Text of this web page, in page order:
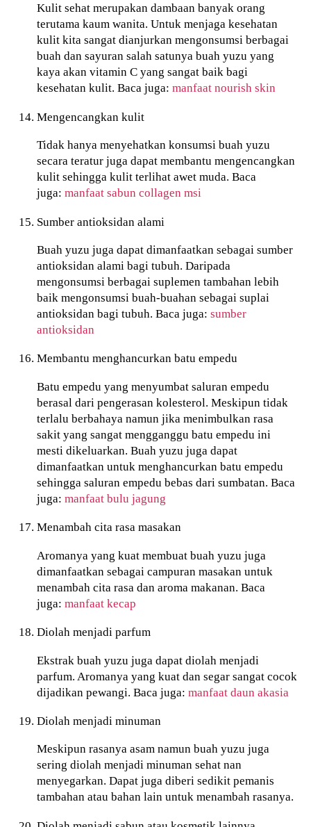
Kulit sehat merupakan dambaan banyak orang
terutama kaum wanita. Untuk menjaga kesehatan
kulit kita sangat dianjurkan mengonsumsi berbagai
buah dan sayuran salah satunya buah yuzu yang
kaya akan vitamin C yang sangat baik bagi
kesehatan kulit. Baca juga:manfaat nourish skin
Mengencangkan kulit
Tidak hanya menyehatkan konsumsi buah yuzu
secara teratur juga dapat membantu mengencangkan
kulit sehingga kulit terlihat awet muda. Baca
juga:manfaat sabun collagen msi
Sumber antioksidan alami
Buah yuzu juga dapat dimanfaatkan sebagai sumber
antioksidan alami bagi tubuh. Daripada
mengonsumsi berbagai suplemen tambahan lebih
baik mengonsumsi buah-buahan sebagai suplai
antioksidan bagi tubuh. Baca juga:sumber
antioksidan
Membantu menghancurkan batu empedu
Batu empedu yang menyumbat saluran empedu
berasal dari pengerasan kolesterol. Meskipun tidak
terlalu berbahaya namun jika menimbulkan rasa
sakit yang sangat mengganggu batu empedu ini
mesti dikeluarkan. Buah yuzu juga dapat
dimanfaatkan untuk menghancurkan batu empedu
sehingga saluran empedu bebas dari sumbatan. Baca
juga:manfaat bulu jagung
Menambah cita rasa masakan
Aromanya yang kuat membuat buah yuzu juga
dimanfaatkan sebagai campuran masakan untuk
menambah cita rasa dan aroma makanan. Baca
juga:manfaat kecap
Diolah menjadi parfum
Ekstrak buah yuzu juga dapat diolah menjadi
parfum. Aromanya yang kuat dan segar sangat cocok
dijadikan pewangi. Baca juga:manfaat daun akasia
Diolah menjadi minuman
Meskipun rasanya asam namun buah yuzu juga
sering diolah menjadi minuman sehat nan
menyegarkan. Dapat juga diberi sedikit pemanis
tambahan atau bahan lain untuk menambah rasanya.